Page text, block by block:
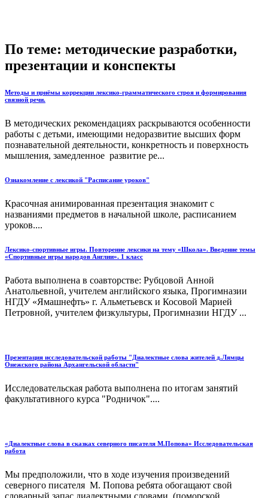
По теме: методические разработки,
презентации и конспекты
Методы и приёмы коррекции лексико-грамматического строя и формирования
связной речи.
В методических рекомендациях раскрываются особенности
работы с детьми, имеющими недоразвитие высших форм
познавательной деятельности, конкретность и поверхность
мышления, замедленное развитие ре...
Ознакомление с лексикой "Расписание уроков"
Красочная анимированная презентация знакомит с
названиями предметов в начальной школе, расписанием
уроков....
Лексико-спортивные игры. Повторение лексики на тему «Школа». Введение темы
«Спортивные игры народов Англии». 1 класс
Работа выполнена в соавторстве: Рубцовой Анной
Анатольевной, учителем английского языка, Прогимназии
НГДУ «Ямашнефть» г. Альметьевск и Косовой Марией
Петровной, учителем физкультуры, Прогимназии НГДУ ...
Презентация исследовательской работы "Диалектные слова жителей д.Лямцы
Онежского района Архангельской области"
Исследовательская работа выполнена по итогам занятий
факультативного курса "Родничок"....
«Диалектные слова в сказках северного писателя М.Попова» Исследовательская
работа
Мы предположили, что в ходе изучения произведений
северного писателя М. Попова ребята обогащают свой
словарный запас диалектными словами (поморской